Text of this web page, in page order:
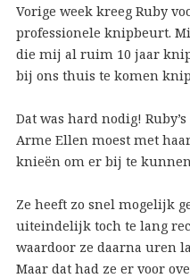
Vorige week kreeg Ruby
professionele knipbeurt.
die mij al ruim 10 jaar
bij ons thuis te komen
Dat was hard nodig!
Arme Ellen moest met
knieën om er bij te
Ze heeft zo snel mogelijk
uiteindelijk toch te lang
waardoor ze daarna uren
Maar dat had ze er voor